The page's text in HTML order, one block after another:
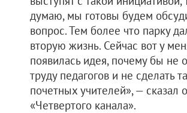
думаю, мы готовы будем
вопрос. Тем более что парку
вторую жизнь. Сейчас вот у
появилась идея, почему бы не
труду педагогов и не сделать
почетных учителей», — сказал
«Четвертого канала».